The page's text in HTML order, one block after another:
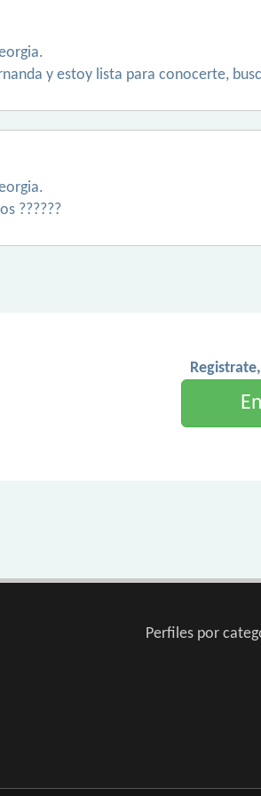
y estoy lista para conocerte,
??????
Perfiles por